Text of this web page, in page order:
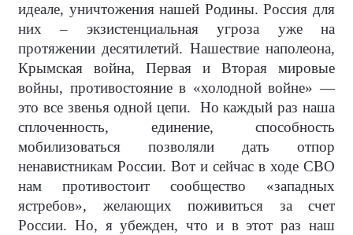
идеале, уничтожения нашей Родины. Россия для
них – экзистенциальная угроза уже на
протяжении десятилетий. Нашествие наполеона,
Крымская война, Первая и Вторая мировые
войны, противостояние в «холодной войне» —
это все звенья одной цепи.
Но каждый раз наша
сплоченность, единение, способность
мобилизоваться позволяли дать отпор
ненавистникам России. Вот и сейчас в ходе СВО
нам противостоит сообщество «западных
ястребов», желающих поживиться за счет
России. Но, я убежден, что и в этот раз наш